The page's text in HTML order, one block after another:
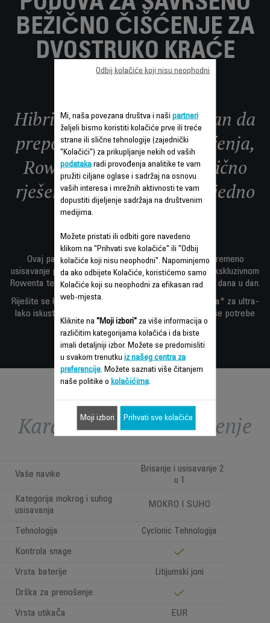
BEŽIČNO ČIŠĆENJE ZA
DVOSTRUKO KRAĆE
VRIJEME
Hibridni proizvod dizajniran da
prepolovi vaše vrijeme čišćenja,
Rowenta X-Combo je bežično
rješenje za čišćenje kao nijedno
Ovaj parni čistač 2-u-1 i bežični usisivač nudi istovremeno
usisavanje prašine i ultra-brzo brisanje podova —sa ekskluzivnom
Rowenta tehnologijom za beskompromisne rezultate iz dana u dan.
Riješite se kabla sa dugotrajnom baterijom od 60 minuta* za ultra-
lako iskustvo čišćenja dizajnirano da zadovolji sve vaše potrebe
čišćenja.
Karakteristike - Poređenje
Vaše navike
Brisanje i usisavanje 2
u 1
Kategorija mokrog i suhog
usisavanja
MOKRO I SUHO
Tehnologija Cyclonic Tehnologija
Kontrola snage
Vrsta baterije Litijumski joni
Drška za prenošenje
Vrsta utikača
EUR
Mi, naša povezana društva i naši partneri
željeli bismo koristiti kolačiće prve ili treće
strane ili slične tehnologije (zajednički
"Kolačići") za prikupljanje nekih od vaših
podatakaradi provođenja analitike te vam
pružiti ciljane oglase i sadržaj na osnovu
vaših interesa i mrežnih aktivnosti te vam
dopustiti dijeljenje sadržaja na društvenim
medijima.
Možete pristati ili odbiti gore navedeno
klikom na "Prihvati sve kolačiće" ili "Odbij
kolačiće koji nisu neophodni". Napominjemo
da ako odbijete Kolačiće, koristićemo samo
Kolačiće koji su neophodni za efikasan rad
web-mjesta.
Kliknite na "Moji izbori"za više informacija o
različitim kategorijama kolačića i da biste
imali detaljniji izbor. Možete se predomisliti
u svakom trenutku iz našeg centra za
preferencije. Možete saznati više čitanjem
naše politike o kolačićima.
Odbij kolačiće koji nisu neophodni
Moji izbori Prihvati sve kolačiće